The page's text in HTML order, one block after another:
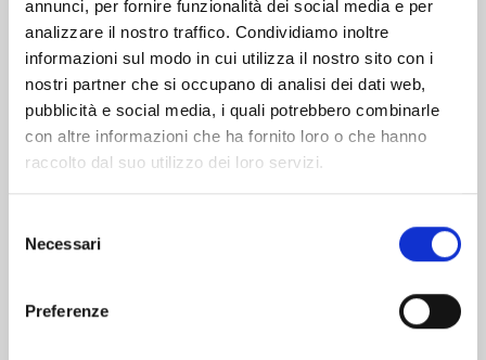
annunci, per fornire funzionalità dei social media e per
analizzare il nostro traffico. Condividiamo inoltre
informazioni sul modo in cui utilizza il nostro sito con i
nostri partner che si occupano di analisi dei dati web,
pubblicità e social media, i quali potrebbero combinarle
con altre informazioni che ha fornito loro o che hanno
raccolto dal suo utilizzo dei loro servizi.
delNecessari
Preferenze